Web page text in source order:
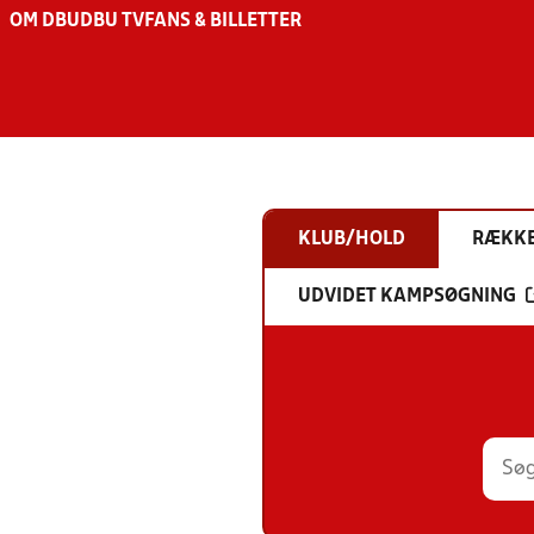
OM DBU DBU TV FANS & BILLETTER
KLUB/HOLD
UDVIDET KAMPSØGNING